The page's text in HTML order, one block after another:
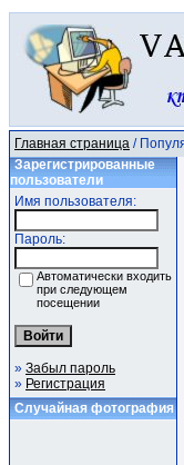
Главная страница /
Зарегистрированные
пользователи
Имя пользователя:
Пароль:
Автоматически входить
при следующем
посещении
» Забыл пароль
» Регистрация
Случайная фотография